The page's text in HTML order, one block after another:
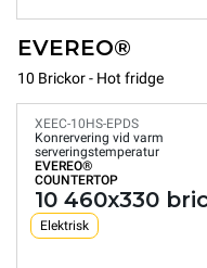
EVEREO®
10 Brickor - Hot fridge
XEEC-10HS-EPDS
Konrervering vid varm
serveringstemperatur
EVEREO®
COUNTERTOP
10 460x330
Elektrisk